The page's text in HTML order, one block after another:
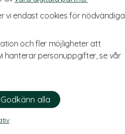
vi endast cookies för nödvändiga
och fler möjligheter att
hanterar personuppgifter, se vår